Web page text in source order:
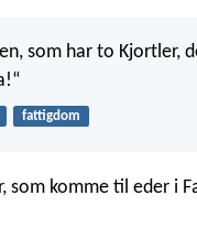
som har to Kjortler,
fattigdom
som komme til eder i